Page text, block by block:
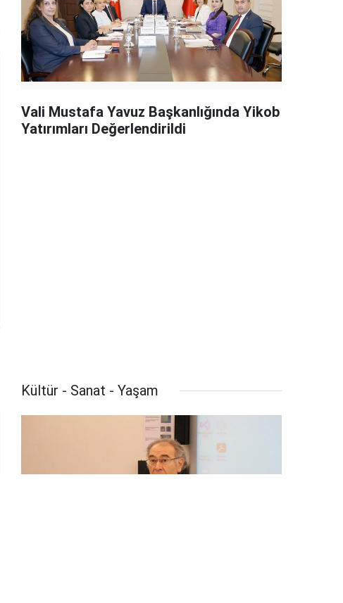
Vali Mustafa Yavuz Başkanlığında Yikob
Yatırımları Değerlendirildi
Kültür - Sanat - Yaşam